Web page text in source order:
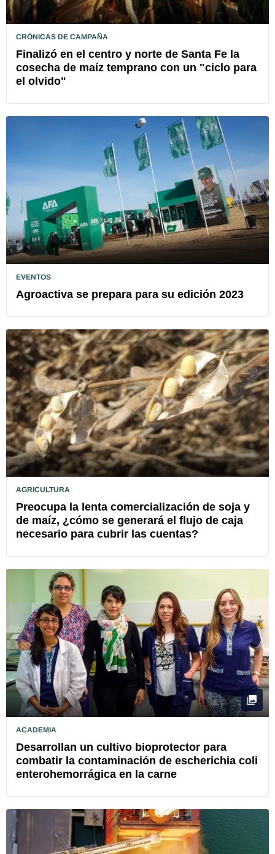
CRÓNICAS DE CAMPAÑA
Finalizó en el centro y norte de Santa Fe la
cosecha de maíz temprano con un "ciclo para
el olvido"
EVENTOS
Agroactiva se prepara para su edición 2023
AGRICULTURA
Preocupa la lenta comercialización de soja y
de maíz, ¿cómo se generará el flujo de caja
necesario para cubrir las cuentas?
ACADEMIA
Desarrollan un cultivo bioprotector para
combatir la contaminación de escherichia coli
enterohemorrágica en la carne